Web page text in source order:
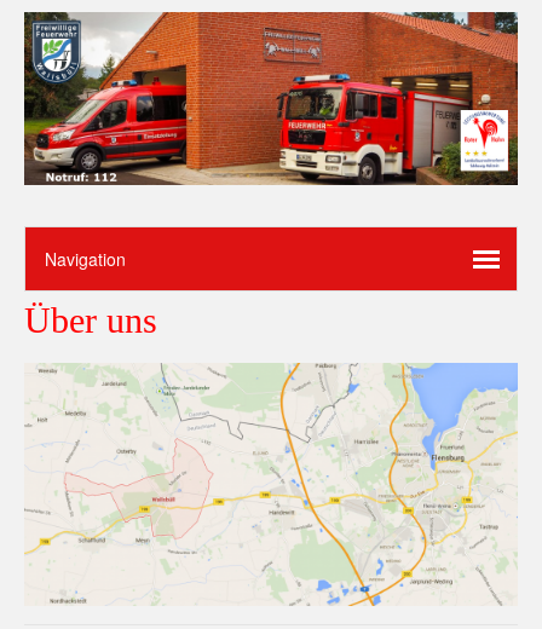
Über uns